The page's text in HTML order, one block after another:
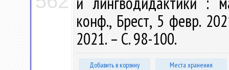
конф., Брест, 5 февр.
2021. – С. 98-100.
Добавить в корзину Места хранения